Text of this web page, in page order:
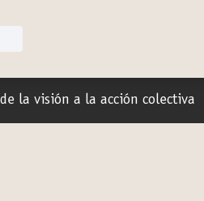
la visión a la acción colectiva